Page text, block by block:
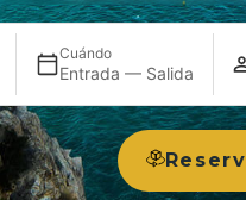
Cuándo
Entrada — Salida